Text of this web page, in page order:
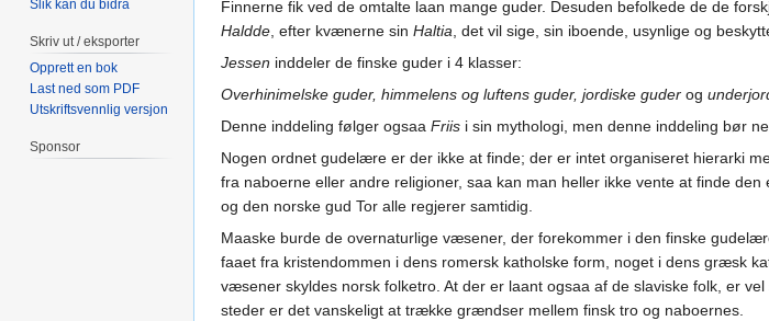
Finnerne fik ved de omtalte laan mange guder. Desuden befolkede de de
Haldde, efter kvænerne sin Haltia, det vil sige, sin iboende, usynlige og
Jessen inddeler de finske guder i 4 klasser:
Overhinimelske guder, himmelens og luftens guder, jordiske guder og
Denne inddeling følger ogsaa Friis i sin mythologi, men denne inddeling bør
Nogen ordnet gudelære er der ikke at finde; der er intet organiseret hierarki
fra naboerne eller andre religioner, saa kan man heller ikke vente at finde
og den norske gud Tor alle regjerer samtidig.
Maaske burde de overnaturlige væsener, der forekommer i den finske
faaet fra kristendommen i dens romersk katholske form, noget i dens græsk
væsener skyldes norsk folketro. At der er laant ogsaa af de slaviske folk, er
steder er det vanskeligt at trække grændser mellem finsk tro og naboernes.
Slik kan du bidra
Skriv ut / eksporter
Opprett en bok
Last ned som PDF
Utskriftsvennlig versjon
Sponsor